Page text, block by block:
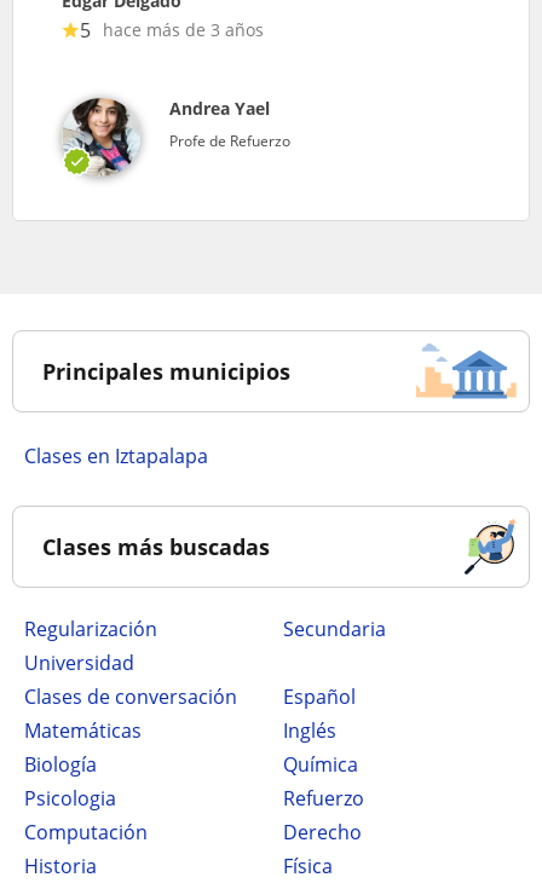
5 hace más de 3 años
Andrea Yael
Profe de Refuerzo
Principales municipios
Clases en Iztapalapa
Clases más buscadas
Regularización
secundaria
Universidad
Clases de conversación
Español
Matemáticas
Inglés
Biología
Química
Psicologia
Refuerzo
Computación
Derecho
Historia
Física